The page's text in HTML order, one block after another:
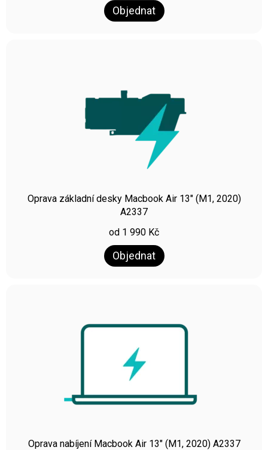
Objednat
Oprava základní desky Macbook Air 13″ (M1, 2020)
A2337
od 1 990 Kč
Objednat
Oprava nabíjení Macbook Air 13″ (M1, 2020) A2337